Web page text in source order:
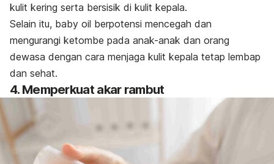
kulit kering serta bersisik di kulit kepala.
Selain itu, baby oil berpotensi mencegah dan
mengurangi ketombe pada anak-anak dan orang
dewasa dengan cara menjaga kulit kepala tetap lembap
dan sehat.
4. Memperkuat akar rambut